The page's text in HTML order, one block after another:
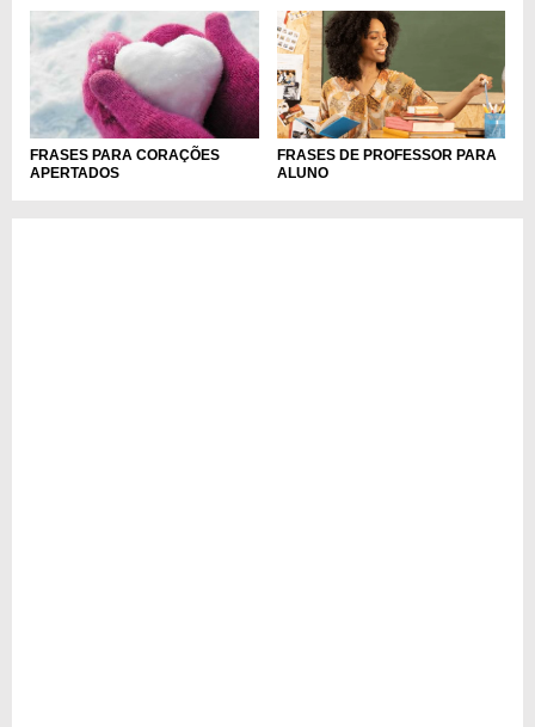
FRASES PARA CORAÇÕES
APERTADOS
FRASES DE PROFESSOR PARA
ALUNO